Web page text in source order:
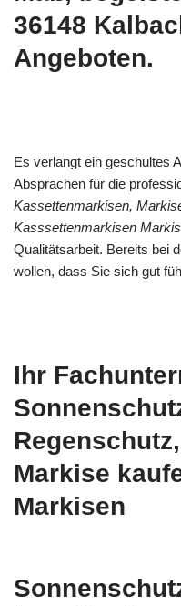
36148
Angeboten.
Es verlangt ein geschultes
Absprachen für die
Kassettenmarkisen,
Kasssettenmarkisen
Qualitätsarbeit. Bereits bei
wollen, dass Sie sich gut
Ihr
Markise
Markisen